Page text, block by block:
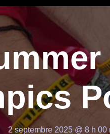
2 septembre 2025 @ 8 h 00